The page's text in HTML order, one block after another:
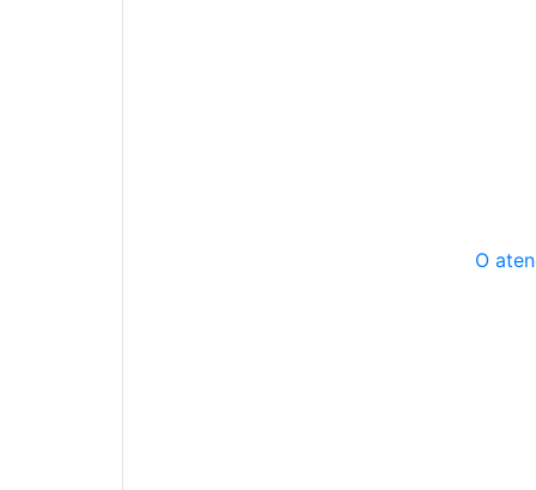
O